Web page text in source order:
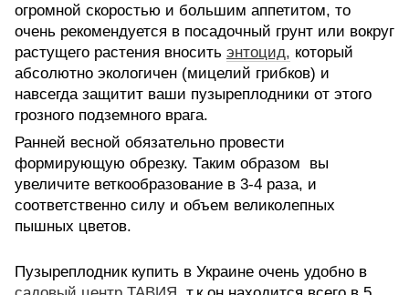
огромной скоростью и большим аппетитом, то
очень рекомендуется в посадочный грунт или вокруг
растущего растения вносить энтоцид, который
абсолютно экологичен (мицелий грибков) и
навсегда защитит ваши пузыреплодники от этого
грозного подземного врага.
Ранней весной обязательно провести
формирующую обрезку. Таким образом вы
увеличите веткообразование в 3-4 раза, и
соответственно силу и объем великолепных
пышных цветов.
Пузыреплодник купить в Украине очень удобно в